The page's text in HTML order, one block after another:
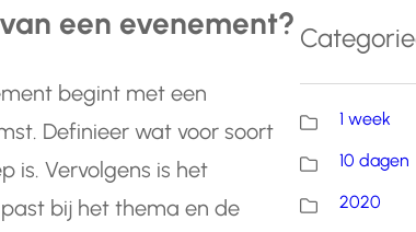
een evenement?
begint met een
Definieer wat voor soort
is. Vervolgens is het
bij het thema en de
1 week
10 dagen
2020